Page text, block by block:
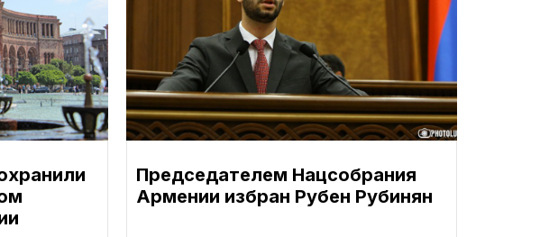
Председателем Нацсобрания
Армении избран Рубен Рубинян